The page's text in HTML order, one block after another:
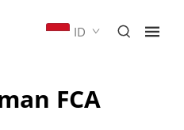
ID
FCA